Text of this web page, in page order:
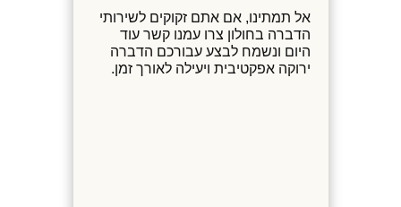
אל תמתינו, אם אתם זקוקים לשירותי
הדברה בחולון צרו עמנו קשר עוד
היום ונשמח לבצע עבורכם הדברה
ירוקה אפקטיבית ויעילה לאורך זמן.